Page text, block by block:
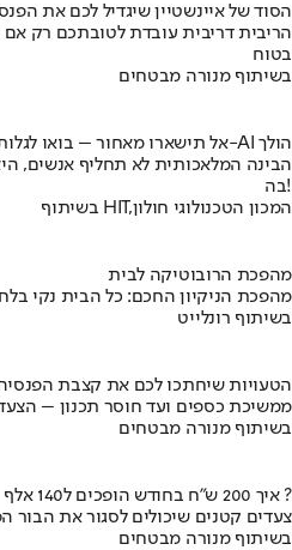
הסוד של איינשטיין שיגדיל לכם את
הריבית דריבית עובדת לטובתכם רק
בטוח
בשיתוף מנורה מבטחים
אל תישארו מאחור – בואו לגלות לאן ה-AI הולך
הבינה המלאכותית לא תחליף אנשים,
בה!
בשיתוף HIT,המכון הטכנולוגי חולון
מהפכת הרובוטיקה לבית
מהפכת הניקיון החכם: כל הבית נקי
בשיתוף רונלייט
הטעויות שיחתכו לכם את קצבת
ממשיכת כספים ועד חוסר תכנון –
בשיתוף מנורה מבטחים
איך 200 ש"ח בחודש הופכים ל140 אלף ?
צעדים קטנים שיכולים לסגור את הבור
בשיתוף מנורה מבטחים